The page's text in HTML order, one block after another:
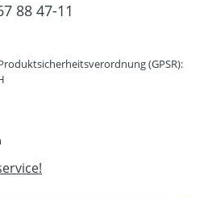
88 47-11
(GPSR):